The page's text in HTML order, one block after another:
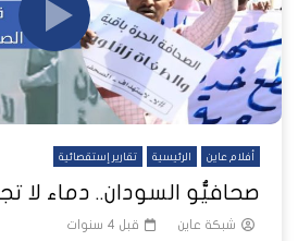
أفلام عاين الرئيسية تقارير إستقصائية
صحافيُّو السودان.. دماء لا
شبكة عاين قبل 4 سنوات